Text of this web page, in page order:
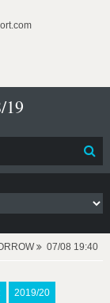
19
07/08 19:40
2019/20